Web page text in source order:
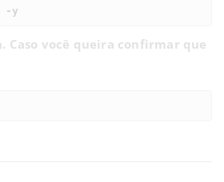
-y
Caso você queira confirmar que